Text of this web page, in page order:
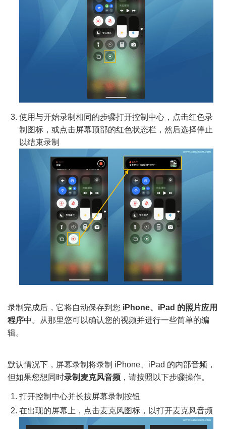
使用与开始录制相同的步骤打开控制中心，点击红色录
制图标，或点击屏幕顶部的红色状态栏，然后选择停止
以结束录制
录制完成后，它将自动保存到您 iPhone、iPad 的照片应用
程序中。从那里您可以确认您的视频并进行一些简单的编
辑。
默认情况下，屏幕录制将录制 iPhone、iPad 的内部音频，
但如果您想同时录制麦克风音频 ，请按照以下步骤操作。
打开控制中心并长按屏幕录制按钮
在出现的屏幕上，点击麦克风图标，以打开麦克风音频